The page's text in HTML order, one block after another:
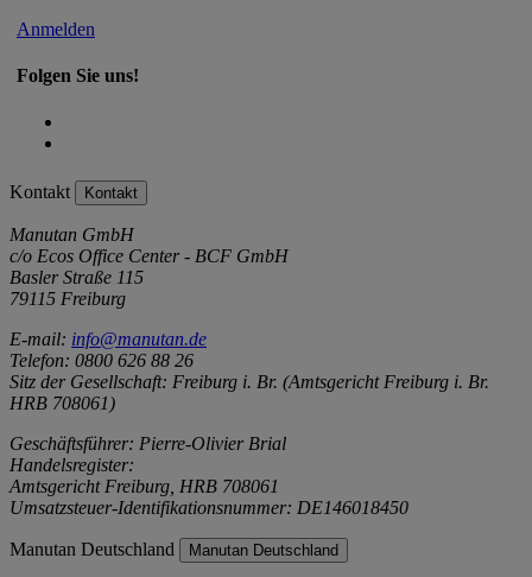
Anmelden
Folgen Sie uns!
Kontakt Kontakt
Manutan GmbH
c/o Ecos Office Center - BCF GmbH
Basler Straße 115
79115 Freiburg
E-mail: info@manutan.de
Telefon: 0800 626 88 26
Sitz der Gesellschaft: Freiburg i. Br. (Amtsgericht Freiburg i. Br.
HRB 708061)
Geschäftsführer: Pierre-Olivier Brial
Handelsregister:
Amtsgericht Freiburg, HRB 708061
Umsatzsteuer-Identifikationsnummer: DE146018450
Manutan Deutschland Manutan Deutschland